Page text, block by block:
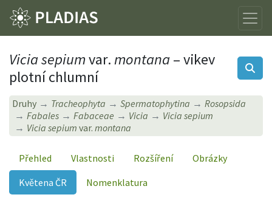
Vicia sepiumvar.montana– vikev
plotní chlumní
Druhy Tracheophyta Spermatophytina
Rosopsida
Fabales
Fabaceae Vicia
Vicia sepium
Vicia sepiumvar. montana
Přehled Vlastnosti Rozšíření
Obrázky
Květena ČR
Nomenklatura